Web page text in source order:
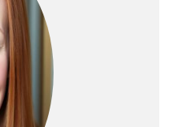
propose 10 niveaux
de stimulation
électrostatique
pouvant être
sélectionnés
instantanément.
Possibilité